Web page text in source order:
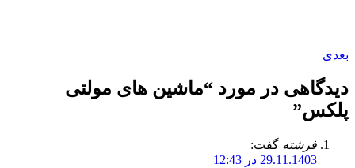
بعدی
دیدگاهی در مورد “ماشین های مولتی
پلکس”
فرشته گفت:
29.11.1403 در 12:43